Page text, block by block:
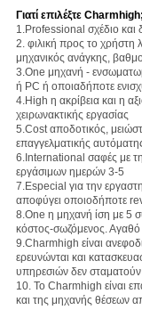
Γιατί επιλέξτε Charmhigh;
1.Professional σχέδιο και
2. φιλική προς το χρήστη
μηχανικός ανάγκης,
3.One μηχανή -
ή PC ή οποιαδήποτε
4.High η ακρίβεια και η
χειρωνακτικής εργασίας
5.Cost αποδοτικός,
επαγγελματικής
6.International σαφές με
εργάσιμων ημερών 3-5
7.Especial για την
αποφύγει οποιοδήποτε
8.One η μηχανή ίση με 5
κόστος-σωζόμενος.
9.Charmhigh είναι
ερευνώνται και
υπηρεσιών δεν
10. Το Charmhigh είναι
και της μηχανής θέσεων